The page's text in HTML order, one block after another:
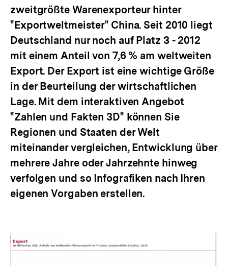
zweitgrößte Warenexporteur hinter
"Exportweltmeister" China. Seit 2010 liegt
Deutschland nur noch auf Platz 3 - 2012
mit einem Anteil von 7,6 % am weltweiten
Export. Der Export ist eine wichtige Größe
in der Beurteilung der wirtschaftlichen
Lage. Mit dem interaktiven Angebot
"Zahlen und Fakten 3D" können Sie
Regionen und Staaten der Welt
miteinander vergleichen, Entwicklung über
mehrere Jahre oder Jahrzehnte hinweg
verfolgen und so Infografiken nach Ihren
eigenen Vorgaben erstellen.
Inhaltskarussell
überspringen